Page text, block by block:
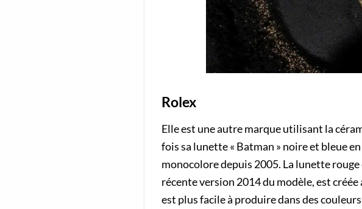
Rolex
Elle est une autre marque utilisant la
fois sa lunette « Batman » noire et bleue
monocolore depuis 2005. La lunette
récente version 2014 du modèle, est
est plus facile à produire dans des